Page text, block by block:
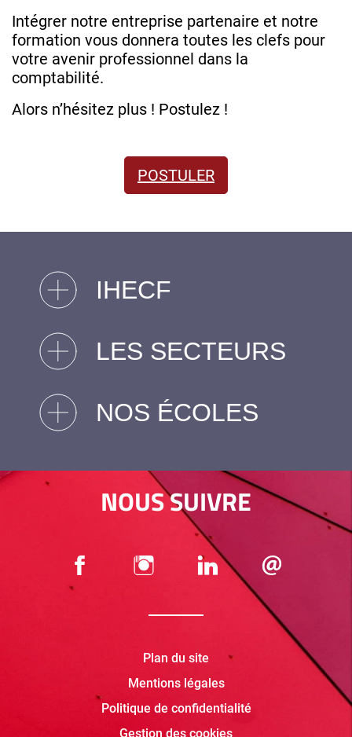
Intégrer notre entreprise partenaire et notre
formation vous donnera toutes les clefs pour
votre avenir professionnel dans la
comptabilité.
Alors n’hésitez plus ! Postulez !
POSTULER
IHECF
LES SECTEURS
NOS ÉCOLES
NOUS SUIVRE
Plan du site
Mentions légales
Politique de confidentialité
Gestion des cookies